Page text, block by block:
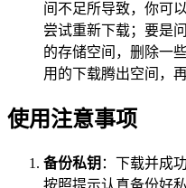
间不足所导致，你可
尝试重新下载；要是
的存储空间，删除一
用的下载腾出空间，
使用注意事项
备份私钥 ：下载并成
按照提示认真备份好